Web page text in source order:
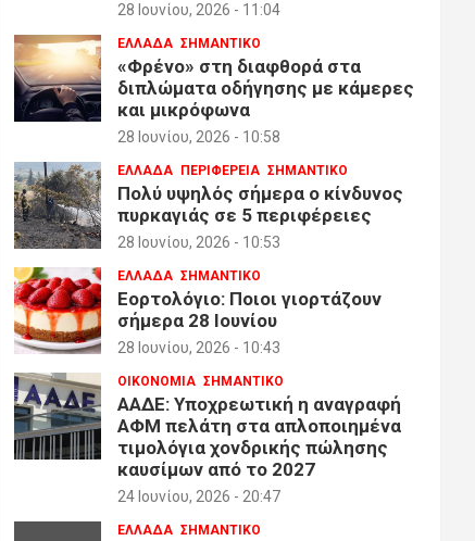
28 Ιουνίου, 2026 - 11:04
ΕΛΛΑΔΑ ΣΗΜΑΝΤΙΚΟ
«Φρένο» στη διαφθορά στα
διπλώματα οδήγησης με κάμερες
και μικρόφωνα
28 Ιουνίου, 2026 - 10:58
ΕΛΛΑΔΑ ΠΕΡΙΦΕΡΕΙΑ ΣΗΜΑΝΤΙΚΟ
Πολύ υψηλός σήμερα ο κίνδυνος
πυρκαγιάς σε 5 περιφέρειες
28 Ιουνίου, 2026 - 10:53
ΕΛΛΑΔΑ ΣΗΜΑΝΤΙΚΟ
Εορτολόγιο: Ποιοι γιορτάζουν
σήμερα 28 Ιουνίου
28 Ιουνίου, 2026 - 10:43
ΟΙΚΟΝΟΜΙΑ ΣΗΜΑΝΤΙΚΟ
ΑΑΔΕ: Υποχρεωτική η αναγραφή
ΑΦΜ πελάτη στα απλοποιημένα
τιμολόγια χονδρικής πώλησης
καυσίμων από το 2027
24 Ιουνίου, 2026 - 20:47
ΕΛΛΑΔΑ ΣΗΜΑΝΤΙΚΟ